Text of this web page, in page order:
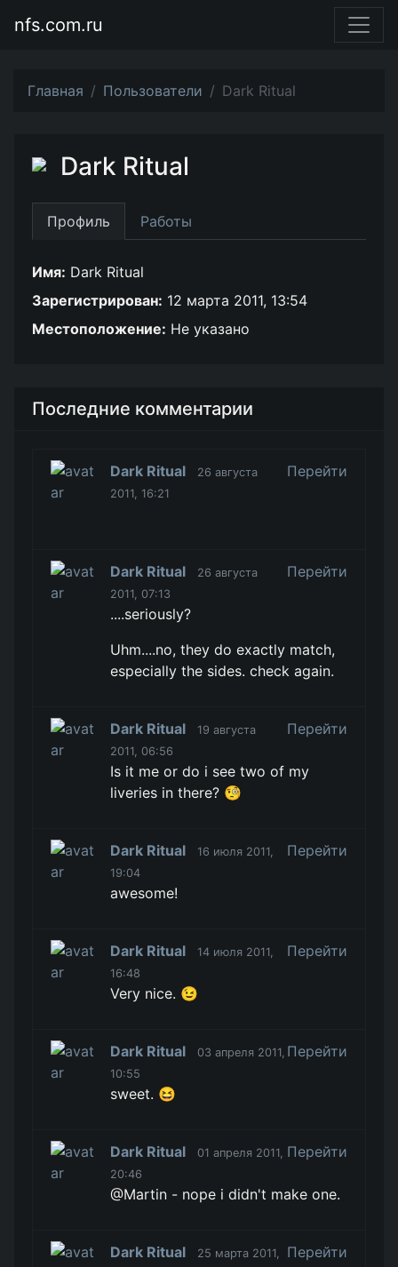
nfs.com.ru
Главная Пользователи Dark Ritual
Dark Ritual
Профиль Работы
Имя: Dark Ritual
Зарегистрирован: 12 марта 2011, 13:54
Местоположение: Не указано
Последние комментарии
Dark Ritual
26 августа
2011, 16:21
Перейти
Dark Ritual
26 августа
2011, 07:13
Перейти
....seriously?
Uhm....no, they do exactly match,
especially the sides. check again.
Dark Ritual
19 августа
2011, 06:56
Перейти
Is it me or do i see two of my
liveries in there? 🧐
Dark Ritual
16 июля 2011,
19:04
Перейти
awesome!
Dark Ritual
14 июля 2011,
16:48
Перейти
Very nice. 😉
Dark Ritual
03 апреля 2011,
10:55
Перейти
sweet. 😆
Dark Ritual
01 апреля 2011,
20:46
Перейти
@Martin - nope i didn't make one.
Dark Ritual
25 марта 2011,
Перейти